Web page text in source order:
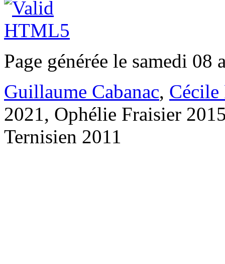
Page générée le samedi
Guillaume Cabanac, Cécile
2021, Ophélie Fraisier
Ternisien 2011